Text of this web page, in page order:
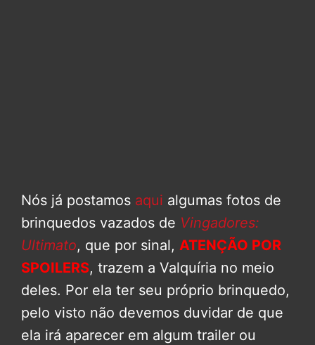
Nós já postamos aqui algumas fotos de
brinquedos vazados de Vingadores:
Ultimato, que por sinal, ATENÇÃO POR
SPOILERS, trazem a Valquíria no meio
deles. Por ela ter seu próprio brinquedo,
pelo visto não devemos duvidar de que
ela irá aparecer em algum trailer ou